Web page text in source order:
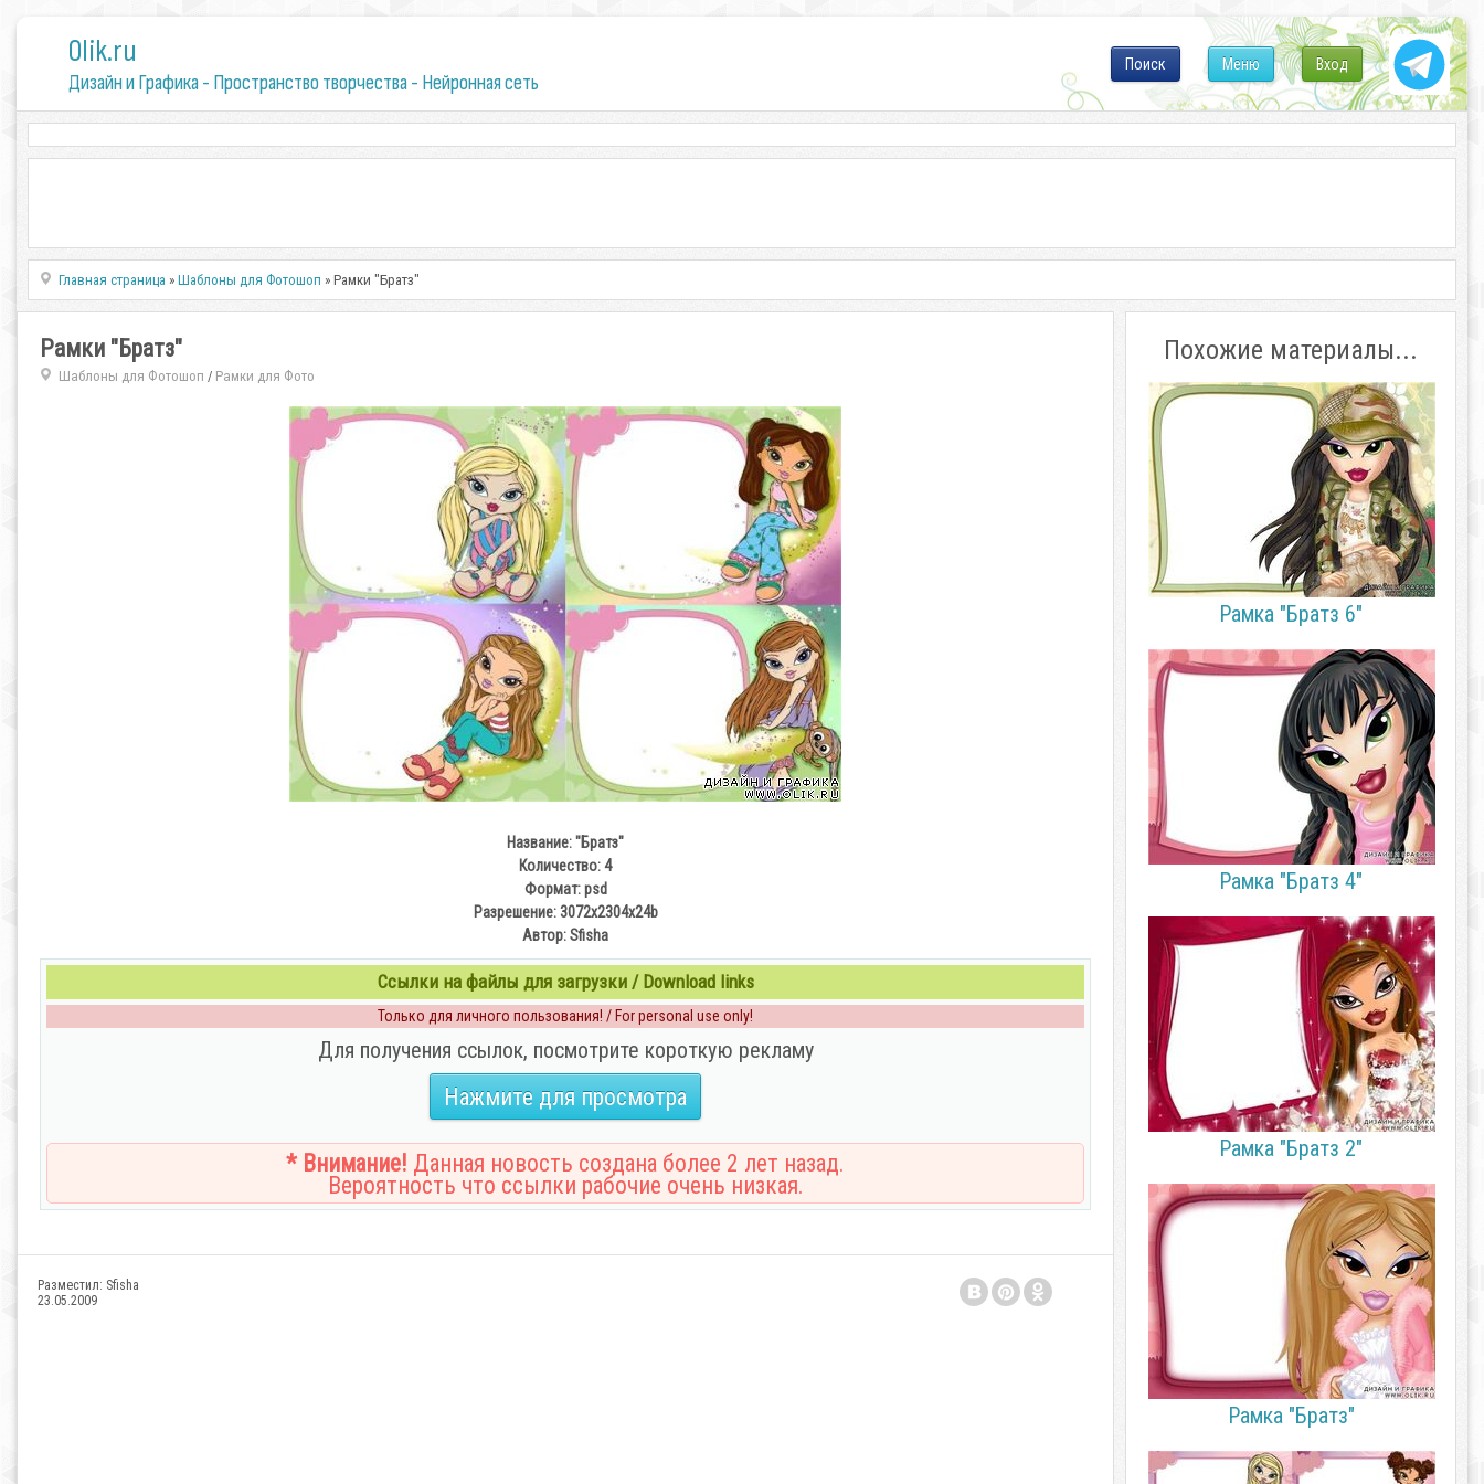
0lik.ru
Дизайн и Графика - Пространство творчества - Нейронная сеть
Вход
Меню
Поиск
Главная страница »Шаблоны для Фотошоп » Рамки "Братз"
Рамки "Братз"
Шаблоны для Фотошоп / Рамки для Фото
Название: "Братз"
Количество: 4
Формат: psd
Разрешение: 3072х2304х24b
Автор: Sfisha
Ссылки на файлы для загрузки / Download links
Только для личного пользования! / For personal use only!
Для получения ссылок, посмотрите короткую рекламу
Нажмите для просмотра
* Внимание! Данная новость создана более 2 лет назад.
Вероятность что ссылки рабочие очень низкая.
Разместил: Sfisha
23.05.2009
Похожие материалы...
Рамка "Братз 6"
Рамка "Братз 4"
Рамка "Братз 2"
Рамка "Братз"